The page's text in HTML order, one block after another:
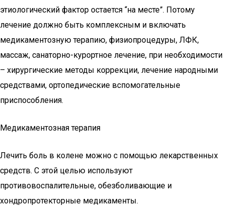
этиологический фактор остается “на месте”. Потому
лечение должно быть комплексным и включать
медикаментозную терапию, физиопроцедуры, ЛФК,
массаж, санаторно-курортное лечение, при необходимости
– хирургические методы коррекции, лечение народными
средствами, ортопедические вспомогательные
приспособления.
Медикаментозная терапия
Лечить боль в колене можно с помощью лекарственных
средств. С этой целью используют
противовоспалительные, обезболивающие и
хондропротекторные медикаменты.